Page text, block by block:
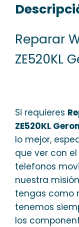
Reparar
ZE520KL
Si requieres
ZE520KL
lo mejor,
que ver con
telefonos
nuestra
tengas como
tenemos
los